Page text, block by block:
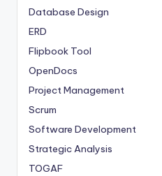
Database Design
ERD
Flipbook Tool
OpenDocs
Project Management
Scrum
Software Development
Strategic Analysis
TOGAF